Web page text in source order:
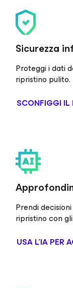
Sicurezza
Proteggi i dati
ripristino pulito.
SCONFIGGI IL
Prendi
ripristino con
USA L'IA PER